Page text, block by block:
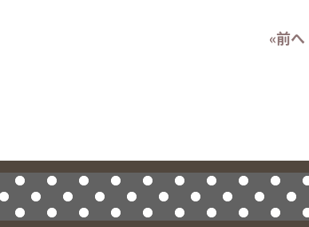
«前へ